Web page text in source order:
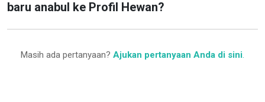
baru anabul ke Profil Hewan?
Masih ada pertanyaan? Ajukan pertanyaan Anda di sini.